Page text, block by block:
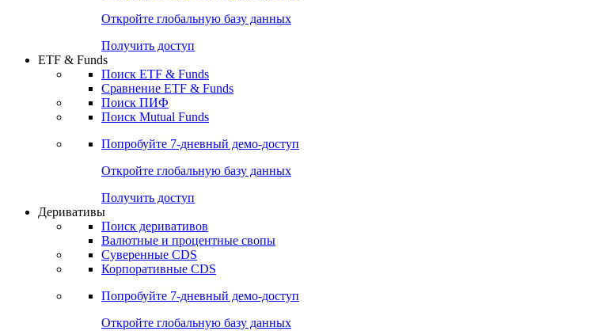
Откройте глобальную базу данных
Получить доступ
ETF & Funds
Поиск ETF & Funds
Сравнение ETF & Funds
Поиск ПИФ
Поиск Mutual Funds
Попробуйте 7-дневный демо-доступ
Откройте глобальную базу данных
Получить доступ
Деривативы
Поиск деривативов
Валютные и процентные свопы
Суверенные CDS
Корпоративные CDS
Попробуйте 7-дневный демо-доступ
Откройте глобальную базу данных